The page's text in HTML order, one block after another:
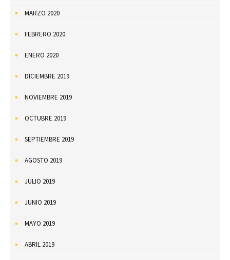
MARZO 2020
FEBRERO 2020
ENERO 2020
DICIEMBRE 2019
NOVIEMBRE 2019
OCTUBRE 2019
SEPTIEMBRE 2019
AGOSTO 2019
JULIO 2019
JUNIO 2019
MAYO 2019
ABRIL 2019